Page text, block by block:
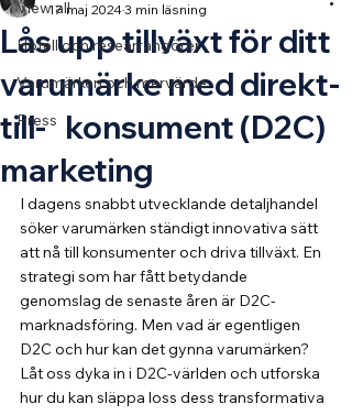
View all
Hotell och researrangörer
Varumärken och mervärde
Press
Lås upp tillväxt för ditt
varumärke med direkt-
till- konsument (D2C)
marketing
17 maj 20243 min läsning
I dagens snabbt utvecklande detaljhandel
söker varumärken ständigt innovativa sätt
att nå till konsumenter och driva tillväxt. En
strategi som har fått betydande
genomslag de senaste åren är D2C-
marknadsföring. Men vad är egentligen
D2C och hur kan det gynna varumärken?
Låt oss dyka in i D2C-världen och utforska
hur du kan släppa loss dess transformativa